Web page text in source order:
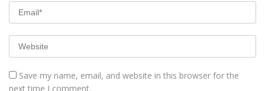
Save my name, email, and website in this browser for the
next time I comment.